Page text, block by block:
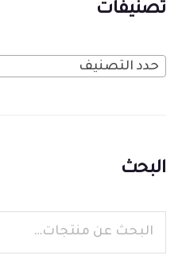
تصنيفات
حدد التصنيف
البحث